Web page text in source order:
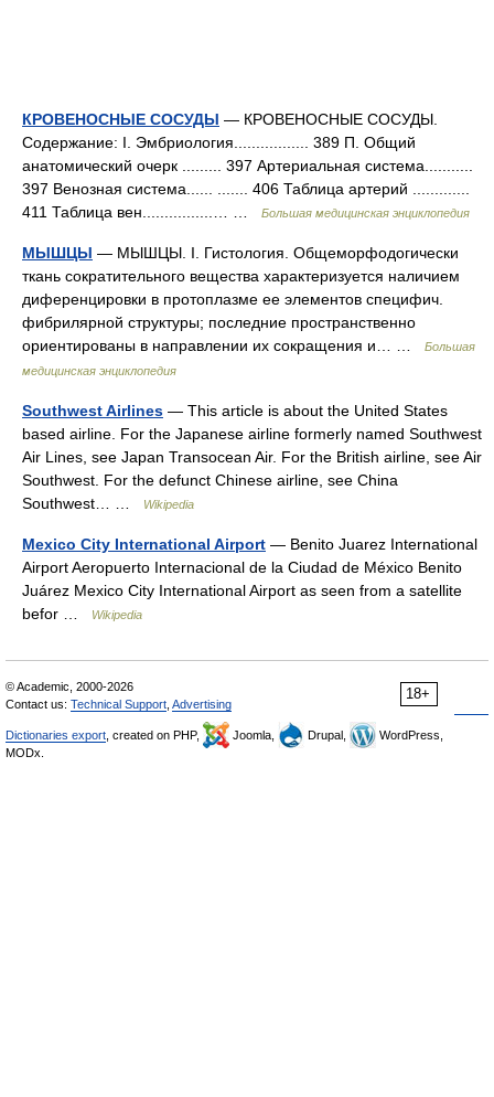
КРОВЕНОСНЫЕ СОСУДЫ — КРОВЕНОСНЫЕ СОСУДЫ.
Содержание: I. Эмбриология................. 389 П. Общий
анатомический очерк ......... 397 Артериальная система...........
397 Венозная система...... ....... 406 Таблица артерий .............
411 Таблица вен................… …
Большая медицинская энциклопедия
МЫШЦЫ — МЫШЦЫ. I. Гистология. Общеморфодогически
ткань сократительного вещества характеризуется наличием
диференцировки в протоплазме ее элементов специфич.
фибрилярной структуры; последние пространственно
ориентированы в направлении их сокращения и… …
Большая
медицинская энциклопедия
Southwest Airlines — This article is about the United States
based airline. For the Japanese airline formerly named Southwest
Air Lines, see Japan Transocean Air. For the British airline, see Air
Southwest. For the defunct Chinese airline, see China
Southwest… …
Wikipedia
Mexico City International Airport — Benito Juarez International
Airport Aeropuerto Internacional de la Ciudad de México Benito
Juárez Mexico City International Airport as seen from a satellite
befor …
Wikipedia
18+
© Academic, 2000-2026
Contact us: Technical Support Advertising
Dictionaries export , created on PHP, Joomla, Drupal,
WordPress,
MODx.